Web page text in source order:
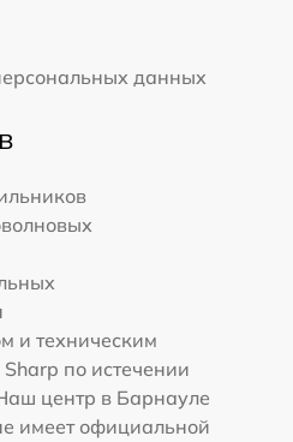
данных
и техническим
по истечении
центр в Барнауле
имеет официальной